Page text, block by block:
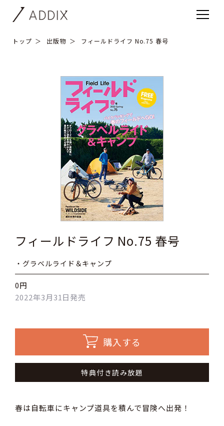
トップ 出版物 フィールドライフ No.75 春号
フィールドライフ No.75 春号
・グラベルライド＆キャンプ
0円
2022年3月31日発売
購入する
特典付き読み放題
春は自転車にキャンプ道具を積んで冒険へ出発！